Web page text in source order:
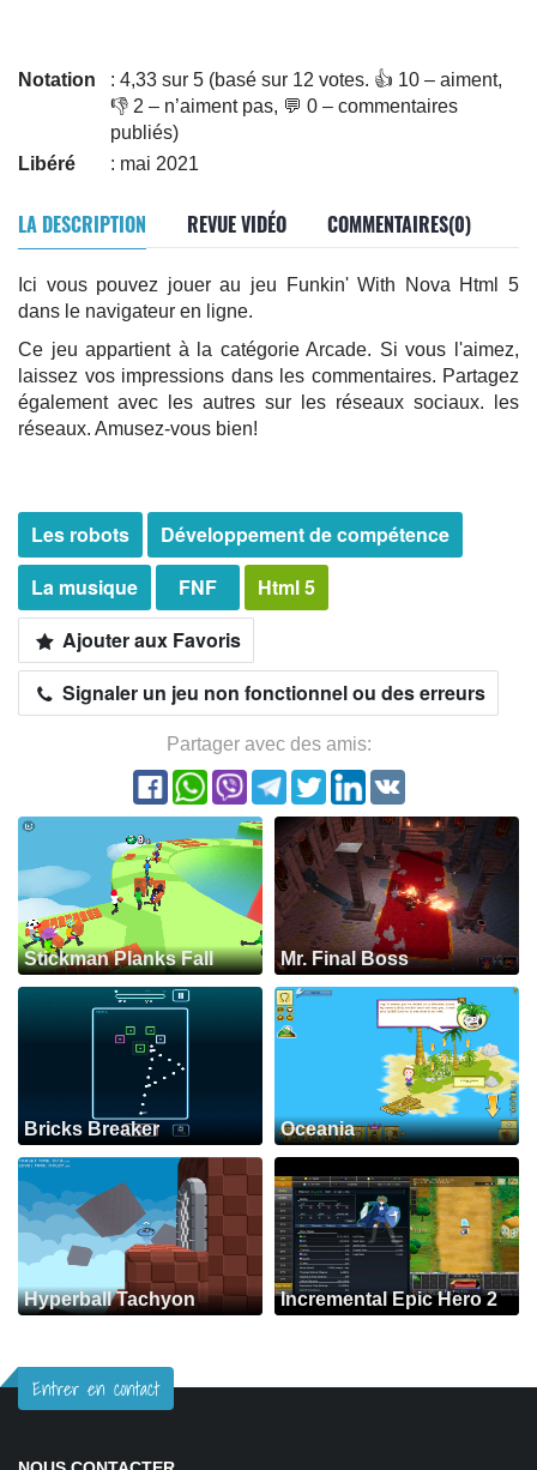
Notation
: 4,33 sur 5 (basé sur 12 votes. 👍 10 – aiment,
👎 2 – n’aiment pas, 💬 0 – commentaires
publiés)
Libéré
: mai 2021
LA DESCRIPTION REVUE VIDÉO COMMENTAIRES(0)
Ici vous pouvez jouer au jeu Funkin' With Nova Html 5
dans le navigateur en ligne.
Ce jeu appartient à la catégorie Arcade. Si vous l'aimez,
laissez vos impressions dans les commentaires. Partagez
également avec les autres sur les réseaux sociaux. les
réseaux. Amusez-vous bien!
Les robots
Développement de compétence
La musique
FNF
Html 5
Ajouter aux Favoris
Signaler un jeu non fonctionnel ou des erreurs
Partager avec des amis:
Stickman Planks Fall Mr. Final Boss
Bricks Breaker Oceania
Hyperball Tachyon Incremental Epic Hero 2
Entrer en contact